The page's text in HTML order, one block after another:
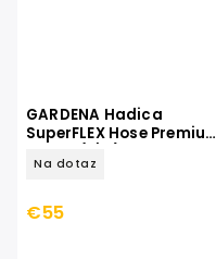
GARDENA Hadica
SuperFLEX Hose Premium,
Na dotaz
€55